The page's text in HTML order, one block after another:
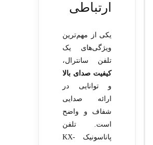
ارتباطی
یکی از مهم‌ترین
ویژگی‌های یک
تلفن سانترال،
کیفیت صدای بالا
و توانایی در
ارائه صدایی
شفاف و واضح
است. تلفن
پاناسونیک KX-